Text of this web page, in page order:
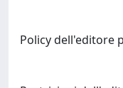
Policy dell'editore